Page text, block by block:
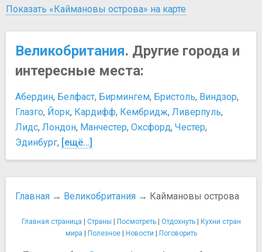
Показать «Каймановы острова» на карте
Великобритания. Другие города и
интересные места:
Абердин, Белфаст, Бирмингем, Бристоль, Виндзор,
Глазго, Йорк, Кардифф, Кембридж, Ливерпуль,
Лидс, Лондон, Манчестер, Оксфорд, Честер,
Эдинбург, [ещё…]
Главная → Великобритания → Каймановы острова
Главная страница | Страны | Посмотреть| Отдохнуть| Кухни стран
мира | Полезное| Новости | Поговорить